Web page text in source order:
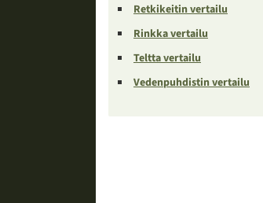
Retkikeitin vertailu
Rinkka vertailu
Teltta vertailu
Vedenpuhdistin vertailu